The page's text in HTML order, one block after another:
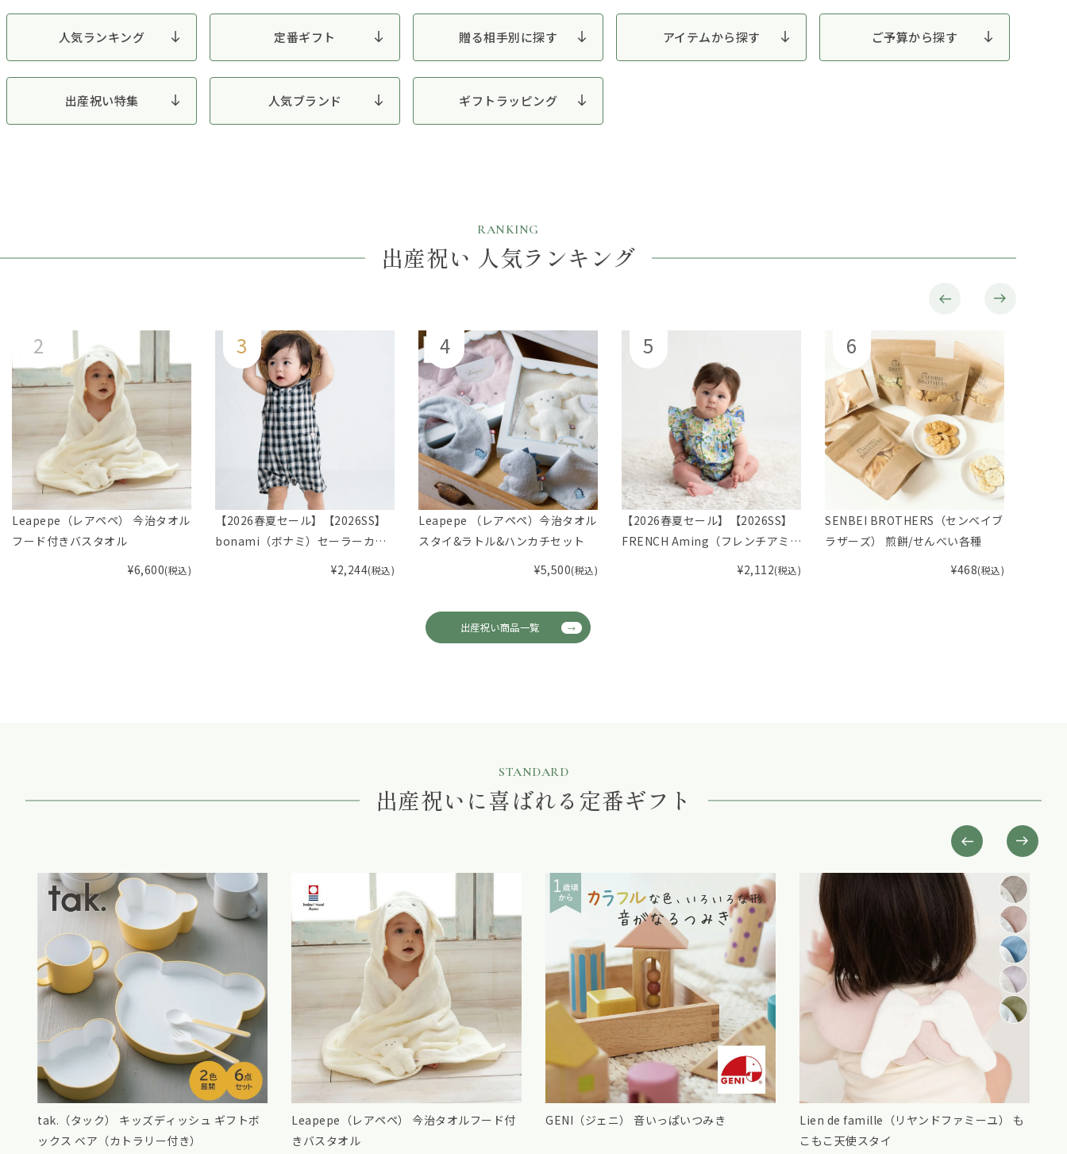
人気ランキング 定番ギフト 贈る相手別に探す アイテムから探す ご予算から探す
出産祝い特集 人気ブランド ギフトラッピング
RANKING
出産祝い 人気ランキング
Leapepe（レアペペ） 今治タオル
フード付きバスタオル
¥6,600(税込)
【2026春夏セール】【2026SS】
bonami（ボナミ）セーラーカラ
¥2,244(税込)
Leapepe （レアペペ）今治タオル
スタイ&ラトル&ハンカチセット
¥5,500(税込)
【2026春夏セール】【2026SS】
FRENCH Aming（フレンチアミン
¥2,112(税込)
SENBEI BROTHERS（センベイブ
ラザーズ） 煎餅/せんべい各種
¥468(税込)
出産祝い商品一覧
STANDARD
出産祝いに喜ばれる定番ギフト
tak.（タック） キッズディッシュ ギフトボ
ックス ベア（カトラリー付き）
Leapepe（レアペペ） 今治タオルフード付
きバスタオル
GENI（ジェニ） 音いっぱいつみき
Lien de famille（リヤンドファミーユ） も
こもこ天使スタイ